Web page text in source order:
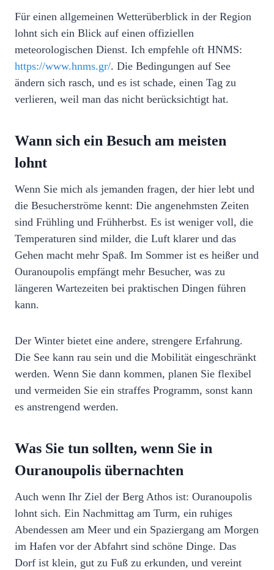
Für einen allgemeinen Wetterüberblick in der Region
lohnt sich ein Blick auf einen offiziellen
meteorologischen Dienst. Ich empfehle oft HNMS:
https://www.hnms.gr/. Die Bedingungen auf See
ändern sich rasch, und es ist schade, einen Tag zu
verlieren, weil man das nicht berücksichtigt hat.
Wann sich ein Besuch am meisten
lohnt
Wenn Sie mich als jemanden fragen, der hier lebt und
die Besucherströme kennt: Die angenehmsten Zeiten
sind Frühling und Frühherbst. Es ist weniger voll, die
Temperaturen sind milder, die Luft klarer und das
Gehen macht mehr Spaß. Im Sommer ist es heißer und
Ouranoupolis empfängt mehr Besucher, was zu
längeren Wartezeiten bei praktischen Dingen führen
kann.
Der Winter bietet eine andere, strengere Erfahrung.
Die See kann rau sein und die Mobilität eingeschränkt
werden. Wenn Sie dann kommen, planen Sie flexibel
und vermeiden Sie ein straffes Programm, sonst kann
es anstrengend werden.
Was Sie tun sollten, wenn Sie in
Ouranoupolis übernachten
Auch wenn Ihr Ziel der Berg Athos ist: Ouranoupolis
lohnt sich. Ein Nachmittag am Turm, ein ruhiges
Abendessen am Meer und ein Spaziergang am Morgen
im Hafen vor der Abfahrt sind schöne Dinge. Das
Dorf ist klein, gut zu Fuß zu erkunden, und vereint